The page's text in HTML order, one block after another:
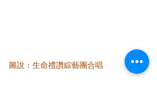
圖說：生命禮讚綜藝團合唱